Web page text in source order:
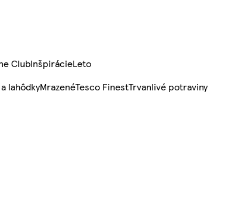
ClubInšpirácieLeto
lahôdkyMrazenéTesco FinestTrvanlivé potraviny